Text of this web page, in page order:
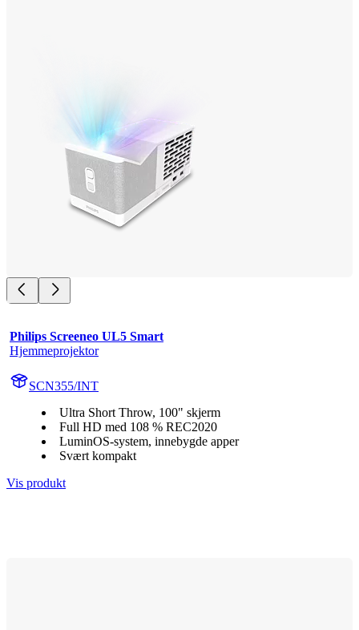
Philips Screeneo UL5 Smart
Hjemmeprojektor
SCN355/INT
Ultra Short Throw, 100" skjerm
Full HD med 108 % REC2020
LuminOS-system, innebygde apper
Svært kompakt
Vis produkt